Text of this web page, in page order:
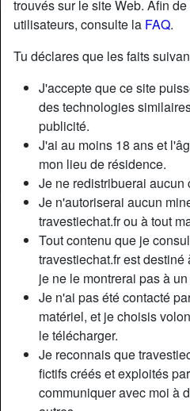
trouvés sur le site Web. Afin
utilisateurs, consulte la FAQ.
Tu déclares que les faits
J'accepte que ce site
des technologies
publicité.
J'ai au moins 18 ans et
mon lieu de résidence.
Je ne redistribuerai aucun
Je n'autoriserai aucun
travestiechat.fr ou à tout
Tout contenu que je
travestiechat.fr est
je ne le montrerai pas à
Je n'ai pas été contacté
matériel, et je choisis
le télécharger.
Je reconnais que
fictifs créés et exploités
communiquer avec moi à
Nickname:
Âge:
Pays:
Département:
Sexe:
Sexualité:
Relation:
Couleur des cheveux:
Couleur des yeux: